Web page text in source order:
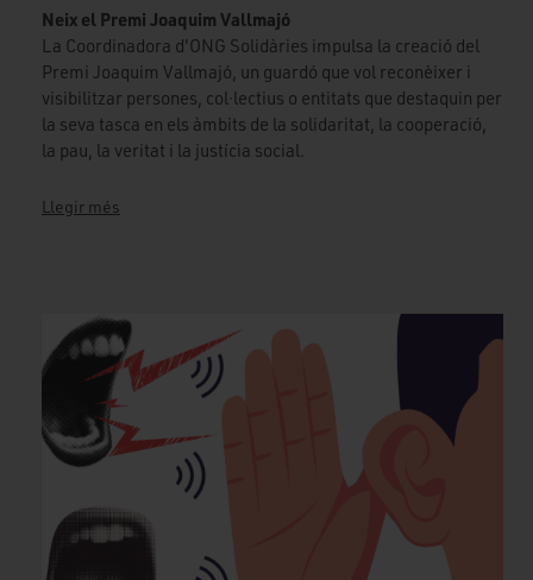
Neix el Premi Joaquim Vallmajó
La Coordinadora d'ONG Solidàries impulsa la creació del
Premi Joaquim Vallmajó, un guardó que vol reconèixer i
visibilitzar persones, col·lectius o entitats que destaquin per
la seva tasca en els àmbits de la solidaritat, la cooperació,
la pau, la veritat i la justícia social.
Llegir més